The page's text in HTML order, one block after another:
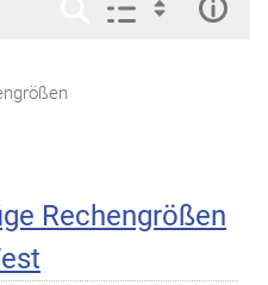
Rechengrößen